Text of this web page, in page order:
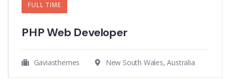
FULL TIME
PHP Web Developer
Gaviasthemes New South Wales, Australia